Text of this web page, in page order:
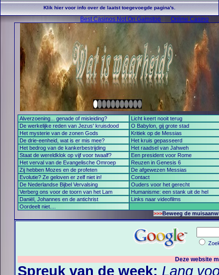
Best Casinos Not On Gamstop Online Casino
Alverzoening... genade of misleiding?
Licht keert nooit terug
De werkelijke reden van Jezus' kruisdood
O Babylon, gij grote stad
Het mysterie van de zonen Gods
Kritiek op de Messias
De drie-eenheid, wat is er mis mee?
Het kruis gepasseerd
Het bedrog van de kankerbestrijding
Het raadsel van Jahweh
Staat de wereldklok op vijf voor twaalf?
Een president voor Rome
Het verval van de Evangelische Omroep
Reuzen in Genesis 6
Zij hebben Mozes en de profeten
De afgewezen Messias
Evolutie? Ze geloven er zelf niet in!
Contact
De Nederlandse Bijbel Vervalsing
Ouders voor het gerecht
Verberg ons voor de toorn van het Lam
Humanisme: een stank uit de hel
Daniël, Johannes en de antichrist
Links naar videofilms
Oordeelt niet....
>>>Beweeg de
Deze website
Spreuk van de week: Lang
Klik hier voor info over de laatst toegevoegde pagina's.